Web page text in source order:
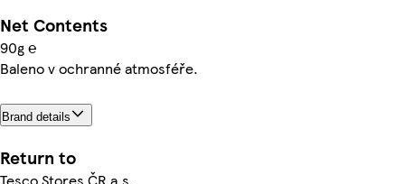
Net Contents
90g ℮
Baleno v ochranné atmosféře.
Brand details
Return to